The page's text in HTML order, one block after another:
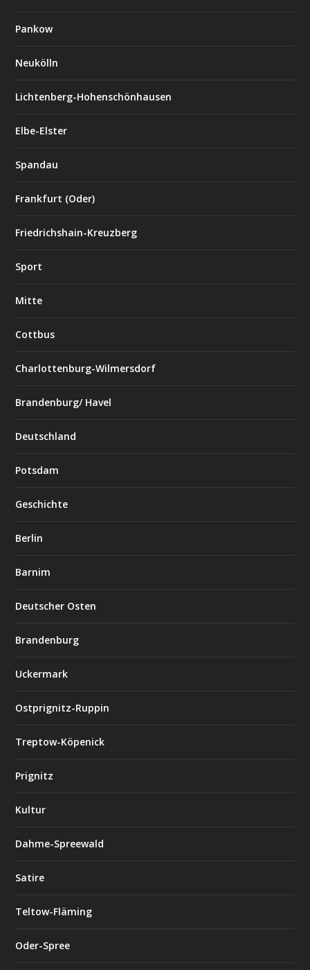
Pankow
Neukölln
Lichtenberg-Hohenschönhausen
Elbe-Elster
Spandau
Frankfurt (Oder)
Friedrichshain-Kreuzberg
Sport
Mitte
Cottbus
Charlottenburg-Wilmersdorf
Brandenburg/ Havel
Deutschland
Potsdam
Geschichte
Berlin
Barnim
Deutscher Osten
Brandenburg
Uckermark
Ostprignitz-Ruppin
Treptow-Köpenick
Prignitz
Kultur
Dahme-Spreewald
Satire
Teltow-Fläming
Oder-Spree